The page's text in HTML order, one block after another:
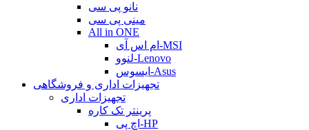
نانو پی سی
مینی پی سی
All in ONE
ام اس آی-MSI
لنوو-Lenovo
ایسوس-Asus
تجهیزات اداری و فروشگاهی
تجهیزات اداری
پرینتر تک کاره
اچ پی-HP